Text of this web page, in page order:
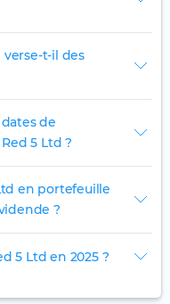
t-il des
de
5 Ltd ?
en portefeuille
?
5 Ltd en 2025 ?